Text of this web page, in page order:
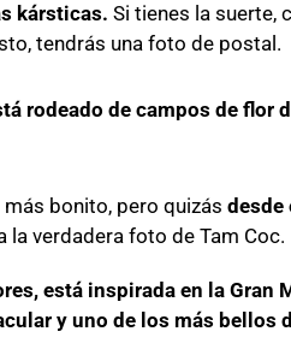
kársticas. Si tienes la suerte,
tendrás una foto de postal.
rodeado de campos de
bonito, pero quizás desde
la verdadera foto de Tam Coc.
está inspirada en la Gran
y uno de los más bellos